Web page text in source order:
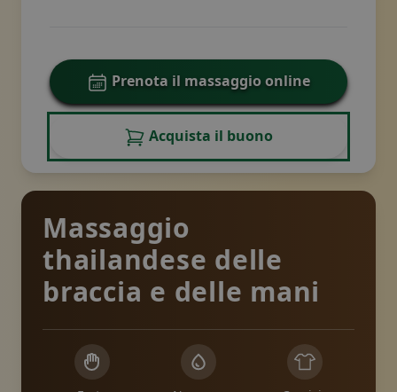
Prenota il massaggio online
Acquista il buono
Massaggio
thailandese delle
braccia e delle mani